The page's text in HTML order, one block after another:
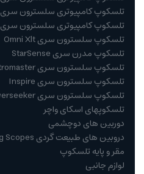
تلسکوپ کامپیوتری سلسترون سری Nexstar
تلسکوپ کامپیوتری سلسترون سری Advanced VX
تلسکوپ سلسترون سری Omni Xlt
تلسکوپ مدرن سری StarSense
تلسکوپ سلسترون سری Astromaster
تلسکوپ سلسترون سری Inspire
تلسکوپ سلسترون سری Powerseeker
تلسکوپهای اسکای واچر
دوربین های دوچشمی
دروبین های طبیعت گردی Spotting Scopes
مقر و پایه تلسکوپ
لوازم جانبی